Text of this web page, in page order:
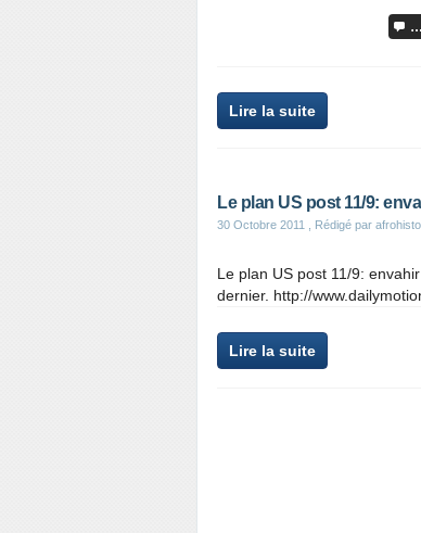
…
Lire la suite
Le plan US post 11/9:
30 Octobre 2011 , Rédigé par
Le plan US post 11/9:
dernier. http://
Lire la suite